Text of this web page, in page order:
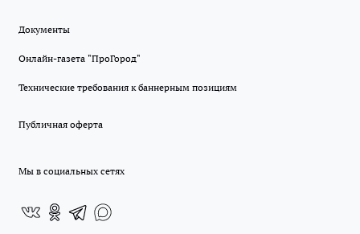
Документы
Онлайн-газета "ПроГород"
Технические требования к баннерным позициям
Публичная оферта
Мы в социальных сетях